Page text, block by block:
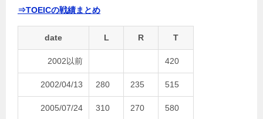
⇒TOEICの戦績まとめ
date L R T
2002以前 420
2002/04/13 280 235 515
2005/07/24 310 270 580